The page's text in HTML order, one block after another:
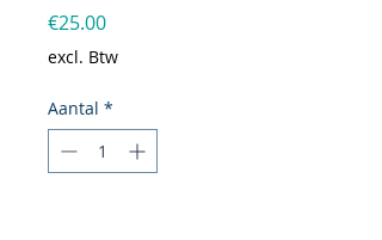
€25.00Prijs
excl. Btw
Aantal *